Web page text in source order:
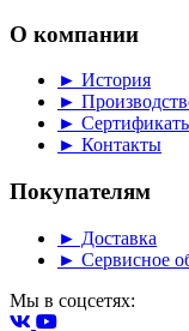
О компании
► История
►
►
► Контакты
Покупателям
► Доставка
► Сервисное
Мы в соцсетях: